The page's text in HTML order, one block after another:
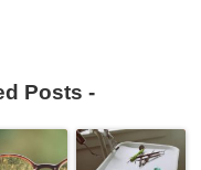
Posts -